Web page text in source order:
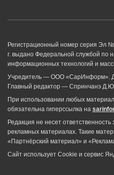
Регистрационный номер серия Эл
г. выдано Федеральной службой по
информационных технологий и
Учредитель — ООО «СарИнформ».
Главный редактор — Спринчанэ Д.Ю.
При использовании любых
обязательна гиперссылка на
Редакция не несет
рекламных материалах. Такие
«Партнёрский материал» и
Сайт использует Cookie и сервиc